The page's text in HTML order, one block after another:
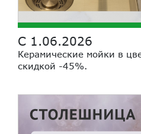
С 1.06.2026
Керамические мойки в
скидкой -45%.